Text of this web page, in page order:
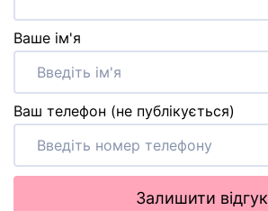
Ваше ім'я
Ваш телефон (не публікується)
Залишити відгук